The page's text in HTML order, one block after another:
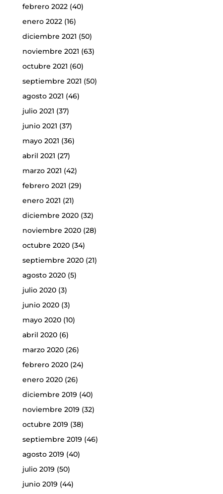
febrero 2022(40)
enero 2022(16)
diciembre 2021 (50)
noviembre 2021 (63)
octubre 2021 (60)
septiembre 2021 (50)
agosto 2021 (46)
julio 2021 (37)
junio 2021 (37)
mayo 2021 (36)
abril 2021 (27)
marzo 2021 (42)
febrero 2021 (29)
enero 2021 (21)
diciembre 2020(32)
noviembre 2020(28)
octubre 2020(34)
septiembre 2020(21)
agosto 2020(5)
julio 2020(3)
junio 2020(3)
mayo 2020(10)
abril 2020(6)
marzo 2020(26)
febrero 2020(24)
enero 2020(26)
diciembre 2019 (40)
noviembre 2019 (32)
octubre 2019 (38)
septiembre 2019 (46)
agosto 2019 (40)
julio 2019 (50)
junio 2019 (44)